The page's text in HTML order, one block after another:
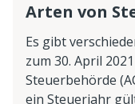
Arten von
Es gibt
zum 30. April
Steuerbehörde
ein Steuerjahr